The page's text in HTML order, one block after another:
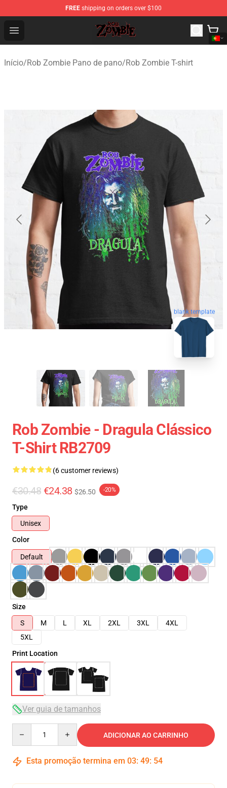
FREE shipping on orders over $100
Open menu
Rob Zombie Shop - Official Rob Zombie Merchandise
Início/Rob Zombie Pano de pano/Rob Zombie T-shirt
blank template
Rob Zombie - Dragula Clássico
T-Shirt RB2709
(6 customer reviews)
€30.48 €24.38 $26.50 -20%
Type
Unisex
Color
Default
Size
S
M L XL 2XL 3XL
4XL
5XL
Print Location
Ver guia de tamanhos
ADICIONAR AO CARRINHO
Esta promoção termina em 03: 49: 53